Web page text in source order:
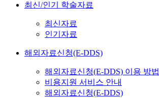
최신/인기 학술자료
최신자료
인기자료
해외자료신청(E-DDS)
해외자료신청(E-DDS) 이용 방법
비용지원 서비스 안내
해외자료신청(E-DDS)